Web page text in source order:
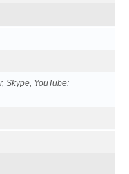
Skype, YouTube